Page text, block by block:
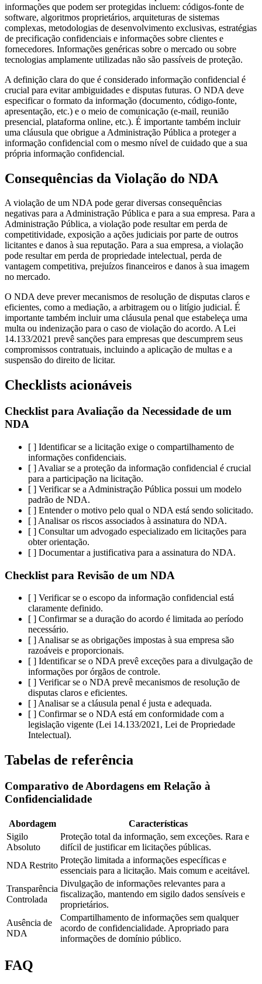
informações que podem ser protegidas incluem: códigos-fonte de
software, algoritmos proprietários, arquiteturas de sistemas
complexas, metodologias de desenvolvimento exclusivas, estratégias
de precificação confidenciais e informações sobre clientes e
fornecedores. Informações genéricas sobre o mercado ou sobre
tecnologias amplamente utilizadas não são passíveis de proteção.
A definição clara do que é considerado informação confidencial é
crucial para evitar ambiguidades e disputas futuras. O NDA deve
especificar o formato da informação (documento, código-fonte,
apresentação, etc.) e o meio de comunicação (e-mail, reunião
presencial, plataforma online, etc.). É importante também incluir
uma cláusula que obrigue a Administração Pública a proteger a
informação confidencial com o mesmo nível de cuidado que a sua
própria informação confidencial.
Consequências da Violação do NDA
A violação de um NDA pode gerar diversas consequências
negativas para a Administração Pública e para a sua empresa. Para a
Administração Pública, a violação pode resultar em perda de
competitividade, exposição a ações judiciais por parte de outros
licitantes e danos à sua reputação. Para a sua empresa, a violação
pode resultar em perda de propriedade intelectual, perda de
vantagem competitiva, prejuízos financeiros e danos à sua imagem
no mercado.
O NDA deve prever mecanismos de resolução de disputas claros e
eficientes, como a mediação, a arbitragem ou o litígio judicial. É
importante também incluir uma cláusula penal que estabeleça uma
multa ou indenização para o caso de violação do acordo. A Lei
14.133/2021 prevê sanções para empresas que descumprem seus
compromissos contratuais, incluindo a aplicação de multas e a
suspensão do direito de licitar.
Checklists acionáveis
Checklist para Avaliação da Necessidade de um
NDA
[ ] Identificar se a licitação exige o compartilhamento de
informações confidenciais.
[ ] Avaliar se a proteção da informação confidencial é crucial
para a participação na licitação.
[ ] Verificar se a Administração Pública possui um modelo
padrão de NDA.
[ ] Entender o motivo pelo qual o NDA está sendo solicitado.
[ ] Analisar os riscos associados à assinatura do NDA.
[ ] Consultar um advogado especializado em licitações para
obter orientação.
[ ] Documentar a justificativa para a assinatura do NDA.
Checklist para Revisão de um NDA
[ ] Verificar se o escopo da informação confidencial está
claramente definido.
[ ] Confirmar se a duração do acordo é limitada ao período
necessário.
[ ] Analisar se as obrigações impostas à sua empresa são
razoáveis e proporcionais.
[ ] Identificar se o NDA prevê exceções para a divulgação de
informações por órgãos de controle.
[ ] Verificar se o NDA prevê mecanismos de resolução de
disputas claros e eficientes.
[ ] Analisar se a cláusula penal é justa e adequada.
[ ] Confirmar se o NDA está em conformidade com a
legislação vigente (Lei 14.133/2021, Lei de Propriedade
Intelectual).
Tabelas de referência
Comparativo de Abordagens em Relação à
Confidencialidade
Abordagem
Características
Sigilo
Absoluto
Proteção total da informação, sem exceções. Rara e
difícil de justificar em licitações públicas.
NDA Restrito
Proteção limitada a informações específicas e
essenciais para a licitação. Mais comum e aceitável.
Transparência
Controlada
Divulgação de informações relevantes para a
fiscalização, mantendo em sigilo dados sensíveis e
proprietários.
Ausência de
NDA
Compartilhamento de informações sem qualquer
acordo de confidencialidade. Apropriado para
informações de domínio público.
FAQ